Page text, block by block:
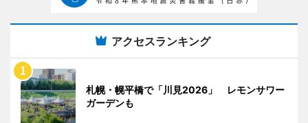
アクセスランキング
札幌・幌平橋で「川見2026」 レモンサワー
ガーデンも